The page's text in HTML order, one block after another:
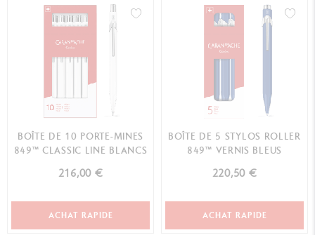
BOÎTE DE 10 PORTE-MINES
849™ CLASSIC LINE BLANCS
216,00 €
ACHAT RAPIDE
BOÎTE DE 5 STYLOS ROLLER
849™ VERNIS BLEUS
220,50 €
ACHAT RAPIDE